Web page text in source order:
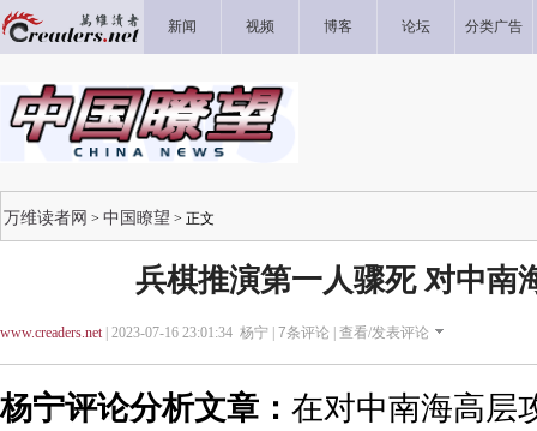
新闻 视频 博客 论坛 分类广告
万维读者网 > 中国瞭望 > 正文
兵棋推演第一人骤死 对中南
www.creaders.net| 2023-07-16 23:01:34 杨宁 | 7条评论 | 查看/发表评论
杨宁评论分析文章： 在对中南海高层